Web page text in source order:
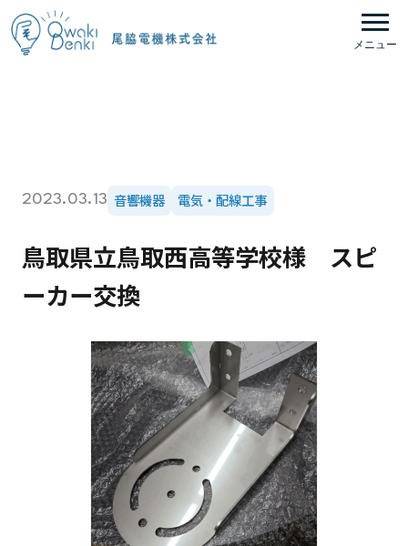
メニュー
2023.03.13 音響機器 電気・配線工事
鳥取県立鳥取西高等学校様 スピ
ーカー交換